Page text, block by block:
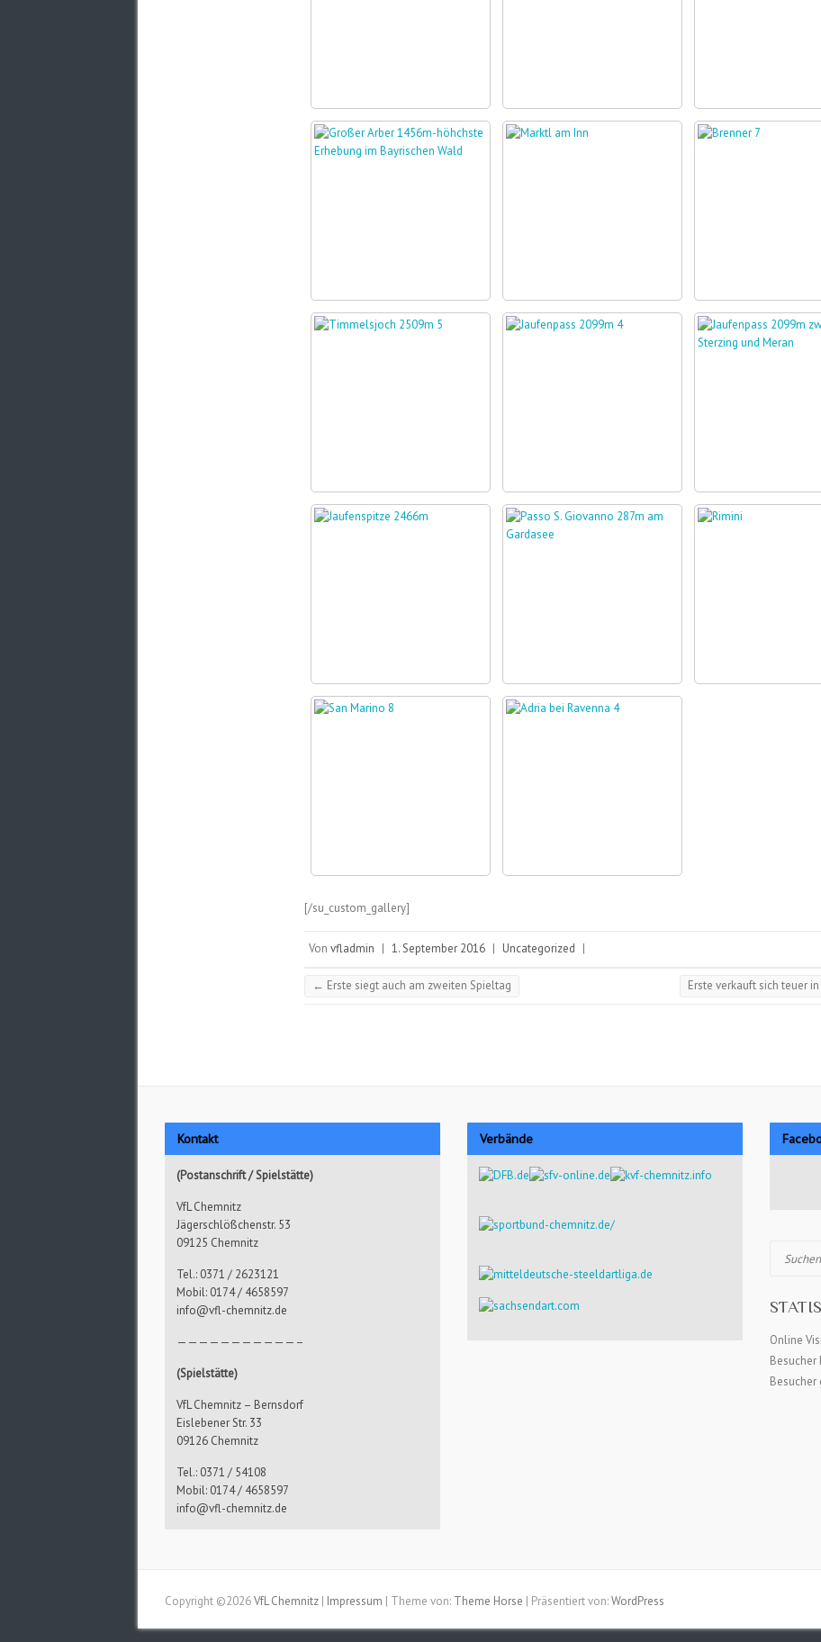
[/su_custom_gallery]
Von vfladmin | 1. September 2016 | Uncategorized |
← Erste siegt auch am zweiten Spieltag Erste verkauft sich teuer
Kontakt
(Postanschrift / Spielstätte)
VfL Chemnitz
Jägerschlößchenstr. 53
09125 Chemnitz
Tel.: 0371 / 2623121
Mobil: 0174 / 4658597
info@vfl-chemnitz.de
———————————–
(Spielstätte)
VfL Chemnitz – Bernsdorf
Eislebener Str. 33
09126 Chemnitz
Tel.: 0371 / 54108
Mobil: 0174 / 4658597
info@vfl-chemnitz.de
Verbände
Online
Besucher
Besucher
Copyright ©2026VfL Chemnitz | Impressum | Theme von: Theme Horse | Präsentiert von:WordPress